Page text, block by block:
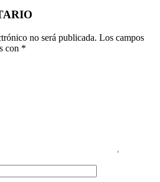
no será publicada. Los campos
con *